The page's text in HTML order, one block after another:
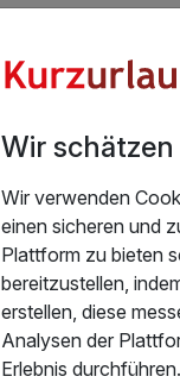
Wir
Wir verwenden
einen sicheren und
Plattform zu bieten
bereitzustellen,
erstellen, diese
Analysen der
Erlebnis